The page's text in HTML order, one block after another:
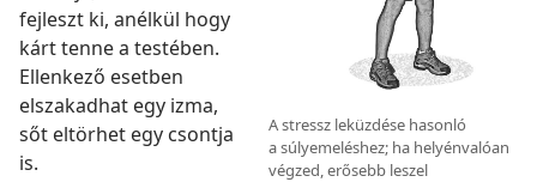
A stressz leküzdése hasonló
a súlyemeléshez; ha helyénvalóan
végzed, erősebb leszel
fejleszt ki, anélkül hogy
kárt tenne a testében.
Ellenkező esetben
elszakadhat egy izma,
sőt eltörhet egy csontja
is.